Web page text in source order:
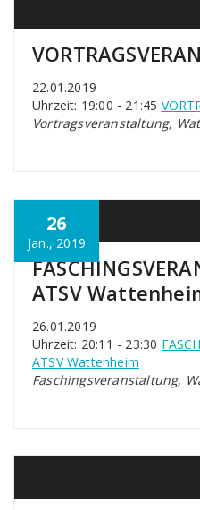
22.01.2019
Uhrzeit: 19:00 - 21:45
Vortragsveranstaltung,
26
Jan., 2019
ATSV
26.01.2019
Uhrzeit: 20:11 - 23:30
ATSV Wattenheim
Faschingsveranstaltung,